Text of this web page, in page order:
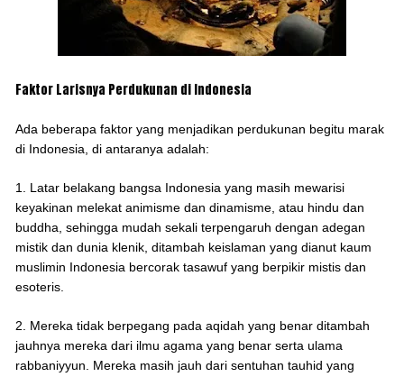
Faktor Larisnya Perdukunan di Indonesia
Ada beberapa faktor yang menjadikan perdukunan begitu marak
di Indonesia, di antaranya adalah:
1. Latar belakang bangsa Indonesia yang masih mewarisi
keyakinan melekat animisme dan dinamisme, atau hindu dan
buddha, sehingga mudah sekali terpengaruh dengan adegan
mistik dan dunia klenik, ditambah keislaman yang dianut kaum
muslimin Indonesia bercorak tasawuf yang berpikir mistis dan
esoteris.
2. Mereka tidak berpegang pada aqidah yang benar ditambah
jauhnya mereka dari ilmu agama yang benar serta ulama
rabbaniyyun. Mereka masih jauh dari sentuhan tauhid yang